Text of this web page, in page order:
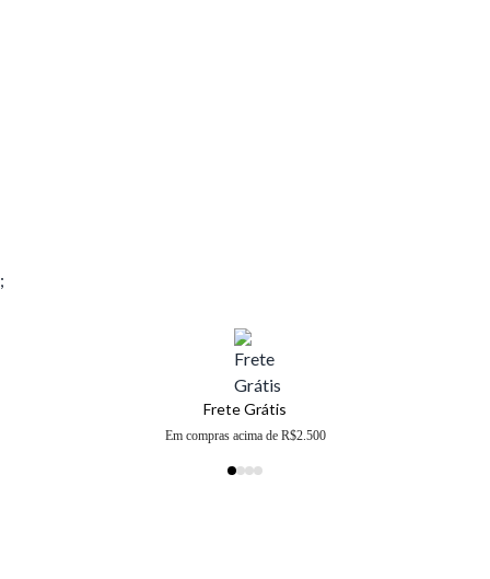
;
Frete Grátis
Em compras acima de R$2.500